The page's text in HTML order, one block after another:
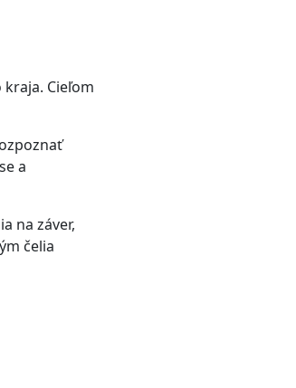
Cieľom
a
na záver,
čelia